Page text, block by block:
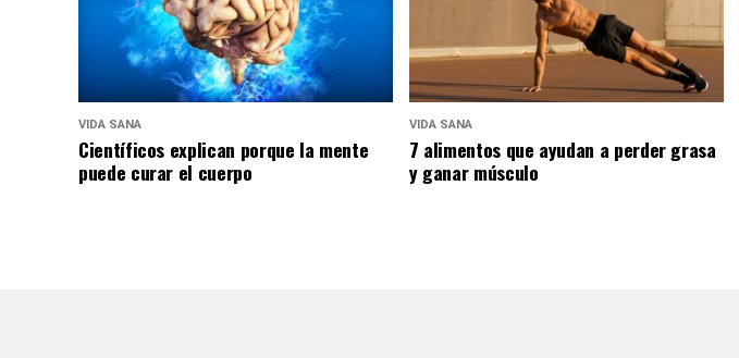
VIDA SANA
Científicos explican porque la mente
puede curar el cuerpo
VIDA SANA
7 alimentos que ayudan a perder grasa
y ganar músculo